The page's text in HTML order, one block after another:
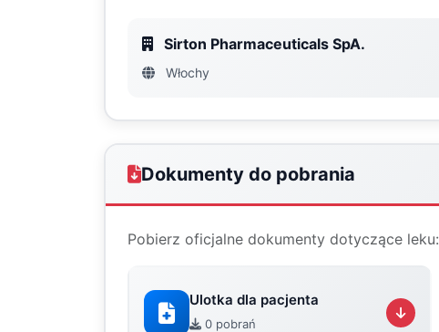
Sirton Pharmaceuticals SpA.
Włochy
Dokumenty do pobrania
Pobierz oficjalne dokumenty dotyczące leku:
Ulotka dla pacjenta
0 pobrań